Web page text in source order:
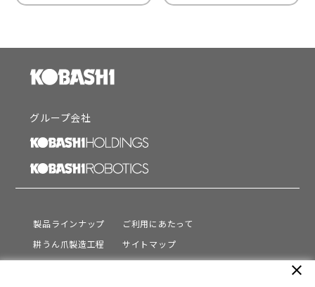
グループ会社
製品ラインナップ
耕うん爪製造工程
サポート
ご利用にあたって
サイトマップ
プライバシーポリシー
close